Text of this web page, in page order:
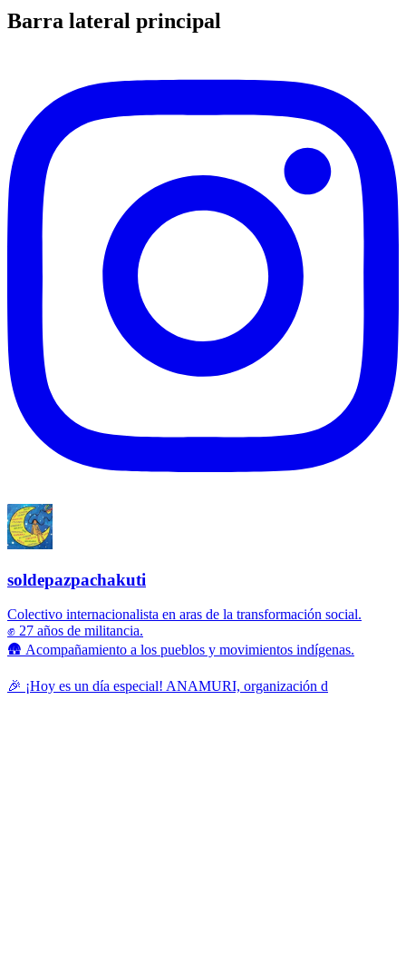
Barra lateral principal
soldepazpachakuti
Colectivo internacionalista en aras de la transformación social.
✊ 27 años de militancia.
🛖 Acompañamiento a los pueblos y movimientos indígenas.
🎉 ¡Hoy es un día especial! ANAMURI, organización d